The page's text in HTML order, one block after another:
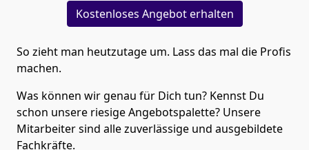
Kostenloses Angebot erhalten
So zieht man heutzutage um. Lass das mal die Profis
machen.
Was können wir genau für Dich tun? Kennst Du
schon unsere riesige Angebotspalette? Unsere
Mitarbeiter sind alle zuverlässige und ausgebildete
Fachkräfte.